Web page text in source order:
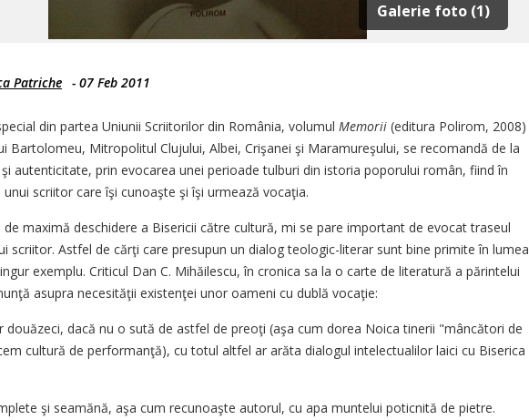
Galerie foto (1)
Patriche - 07 Feb 2011
din partea Uniunii Scriitorilor din România, volumul Memorii (editura Polirom, 2008)
Bartolomeu, Mitropolitul Clujului, Albei, Crişanei şi Maramureşului, se recomandă de la
autenticitate, prin evocarea unei perioade tulburi din istoria poporului român, fiind în
scriitor care îşi cunoaşte şi îşi urmează vocaţia.
maximă deschidere a Bisericii către cultură, mi se pare important de evocat traseul
scriitor. Astfel de cărţi care presupun un dialog teologic-literar sunt bine primite în lumea
exemplu. Criticul Dan C. Mihăilescu, în cronica sa la o carte de literatură a părintelui
asupra necesităţii existenţei unor oameni cu dublă vocaţie:
douăzeci, dacă nu o sută de astfel de preoţi (aşa cum dorea Noica tinerii "mâncători de
cultură de performanţă), cu totul altfel ar arăta dialogul intelectualilor laici cu Biserica
şi seamănă, aşa cum recunoaşte autorul, cu apa muntelui poticnită de pietre.